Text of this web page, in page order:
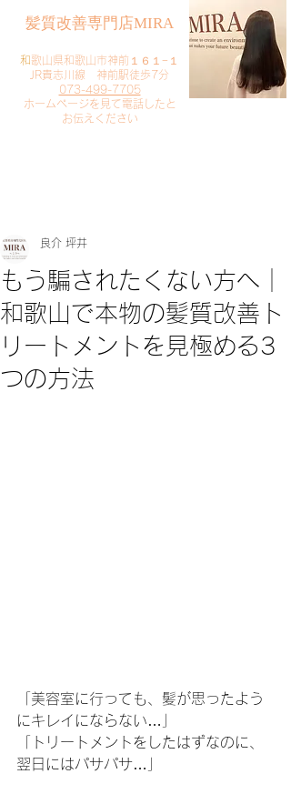
​髪質改善専門店MIRA
​和歌山県和歌山市神前１６１−１
JR貴志川線 神前駅徒歩7分
073-499-7705
​ホームページを見て電話したと
お伝えください
もう騙されたくない方へ｜
和歌山で本物の髪質改善ト
リートメントを見極める3
つの方法
良介 坪井
「美容室に行っても、髪が思ったよう
にキレイにならない…」
「トリートメントをしたはずなのに、
翌日にはパサパサ…」